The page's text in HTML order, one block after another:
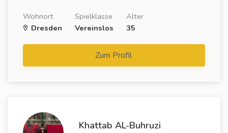
Wohnort
Dresden
Spielklasse
Vereinslos
Alter
35
Zum Profil
Khattab AL-Buhruzi